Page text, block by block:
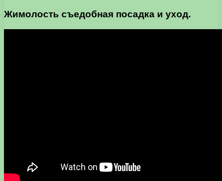
Жимолость съедобная посадка и уход.